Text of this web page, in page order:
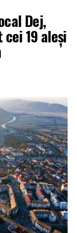
Dej,
cei 19 aleși